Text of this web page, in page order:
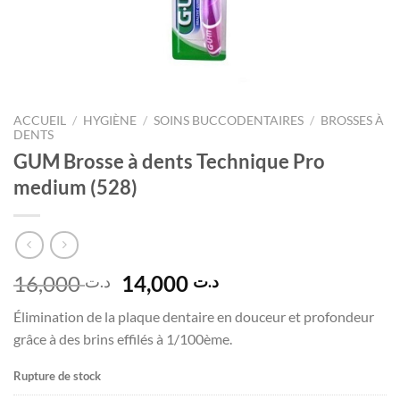
ACCUEIL / HYGIÈNE / SOINS BUCCODENTAIRES / BROSSES À
DENTS
GUM Brosse à dents Technique Pro
medium (528)
د.ت16,000
Le
prix
initial
était :
د.تLe
actuel
est :
Élimination de la plaque dentaire en douceur et profondeur
grâce à des brins effilés à 1/100ème.
Rupture de stock